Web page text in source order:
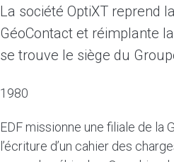
La société OptiXT reprend
GéoContact et réimplante
se trouve le siège du
1980
EDF missionne une filiale de la
l’écriture d’un cahier des